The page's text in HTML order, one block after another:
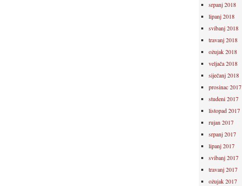
srpanj 2018
lipanj 2018
svibanj 2018
travanj 2018
ožujak 2018
veljača 2018
siječanj 2018
prosinac 2017
studeni 2017
listopad 2017
rujan 2017
srpanj 2017
lipanj 2017
svibanj 2017
travanj 2017
ožujak 2017